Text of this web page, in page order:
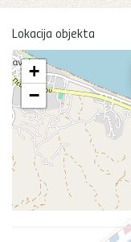
Lokacija objekta
+
−